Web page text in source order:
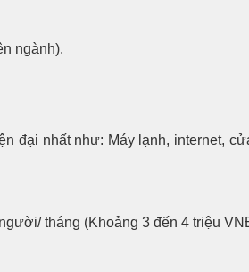
ngành).
đại nhất như: Máy lạnh, internet,
tháng (Khoảng 3 đến 4 triệu